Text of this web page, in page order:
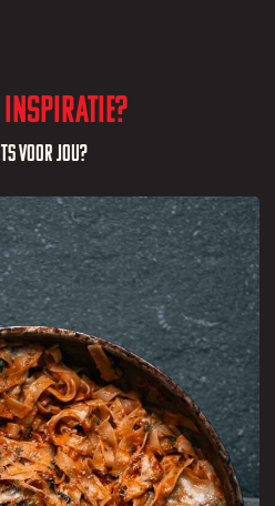
inspiratie?
voor jou?